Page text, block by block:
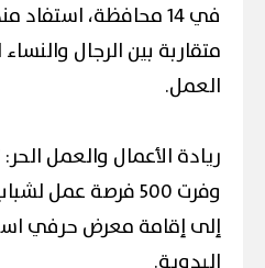
متقاربة بين الرجال
العمل.
وفرت 500 فرصة عمل
إلى إقامة معرض حرفي